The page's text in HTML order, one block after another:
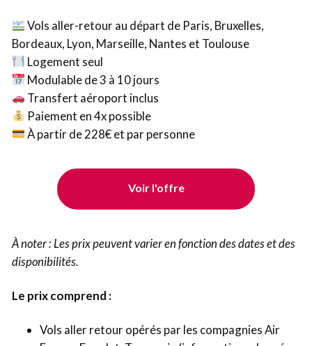
Vols aller-retour au départ de Paris, Bruxelles,
Bordeaux, Lyon, Marseille, Nantes et Toulouse
Logement seul
Modulable de 3 à 10 jours
Transfert aéroport inclus
Paiement en 4x possible
À partir de 228€ et par personne
Voir l'offre
À noter : Les prix peuvent varier en fonction des dates et des
disponibilités.
Le prix comprend :
Vols aller retour opérés par les compagnies Air